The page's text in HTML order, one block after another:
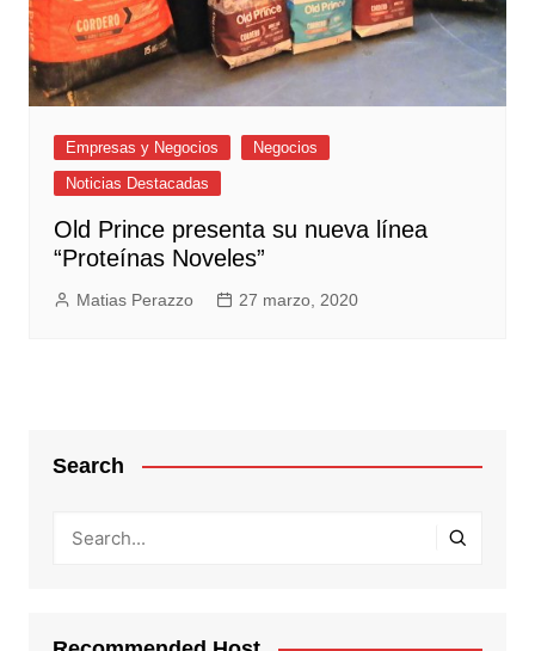
Empresas y Negocios
Negocios
Noticias Destacadas
Old Prince presenta su nueva línea
“Proteínas Noveles”
Matias Perazzo 27 marzo, 2020
Search